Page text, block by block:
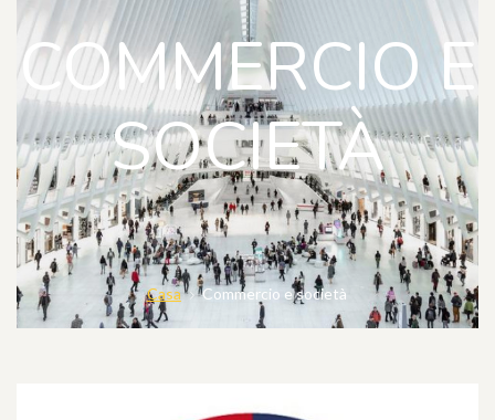
COMMERCIO E
SOCIETÀ
Casa Commercio e società